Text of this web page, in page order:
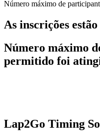
Número máximo de
As inscrições
Número máximo
permitido foi
Lap2Go Timing